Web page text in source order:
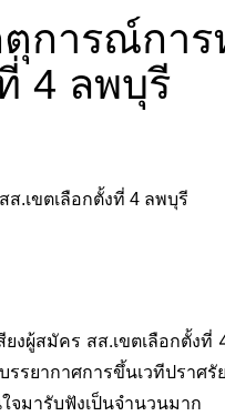
การณ์การ
4 ลพบุรี
งผู้สมัคร สส.เขตเลือกตั้งที่
ยากาศการขึ้นเวทีปราศรั
จมารับฟังเป็นจำนวนมาก